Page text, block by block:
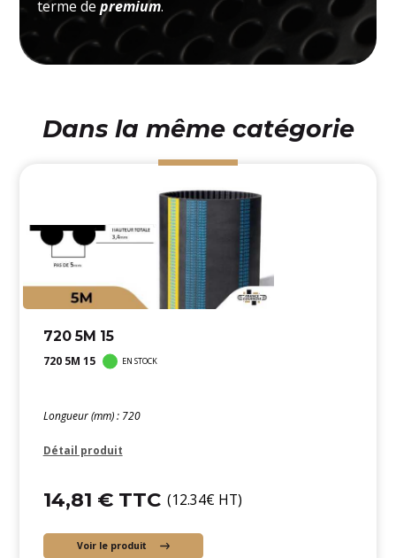
terme depremium.
Dans la même catégorie
720 5M 15
720 5M 15 EN STOCK
Longueur (mm) : 720
Détail produit
14,81 € TTC (12.34€ HT)
Voir le produit